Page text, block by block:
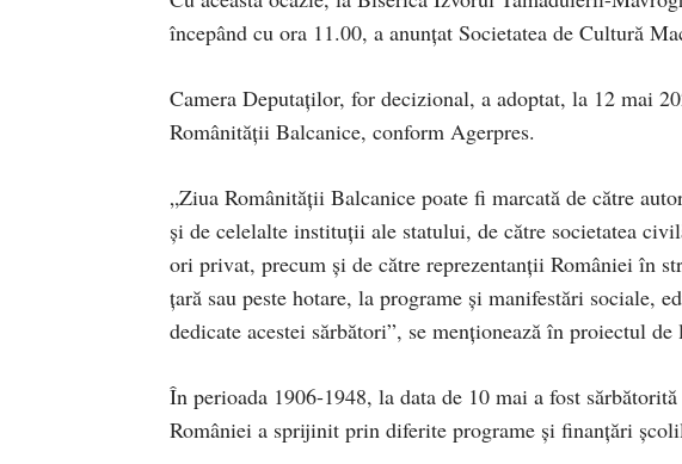
începând cu ora 11.00, a anunțat Societatea de Cultură
Camera Deputaţilor, for decizional, a adoptat, la 12 mai
Românităţii Balcanice, conform Agerpres.
„Ziua Românităţii Balcanice poate fi marcată de către
şi de celelalte instituţii ale statului, de către societatea
ori privat, precum şi de către reprezentanţii României în
ţară sau peste hotare, la programe şi manifestări sociale,
dedicate acestei sărbători”, se menționează în proiectul de
În perioada 1906-1948, la data de 10 mai a fost
României a sprijinit prin diferite programe şi finanţări